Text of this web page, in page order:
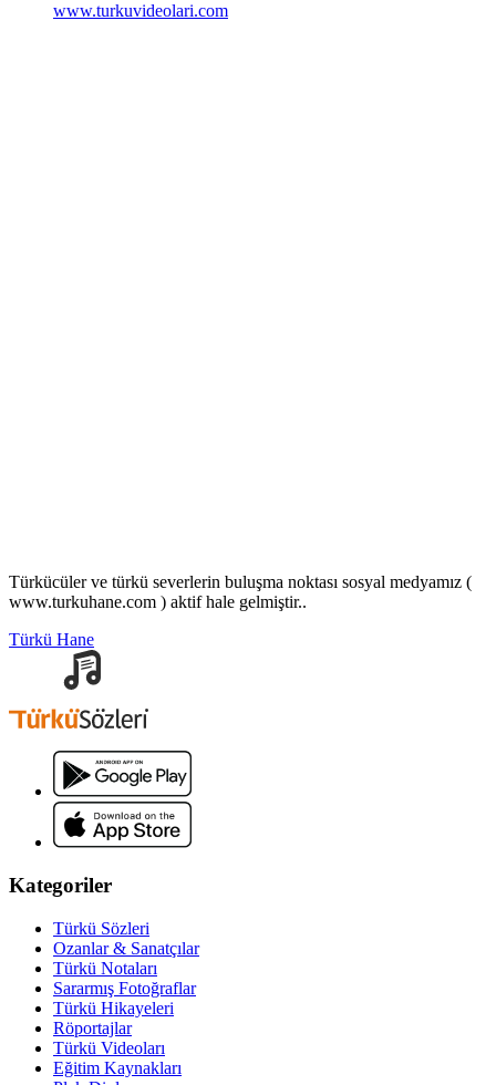
www.turkuvideolari.com
Türkücüler ve türkü severlerin buluşma noktası sosyal medyamız (
www.turkuhane.com ) aktif hale gelmiştir..
Türkü Hane
Kategoriler
Türkü Sözleri
Ozanlar & Sanatçılar
Türkü Notaları
Sararmış Fotoğraflar
Türkü Hikayeleri
Röportajlar
Türkü Videoları
Eğitim Kaynakları